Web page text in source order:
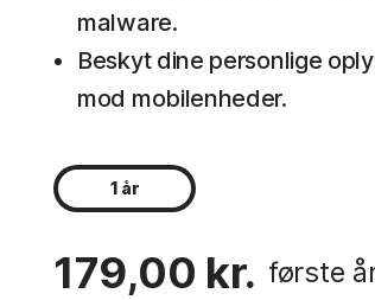
malware.
Beskyt dine personlige
mod mobilenheder.
1 år
179,00 kr. første